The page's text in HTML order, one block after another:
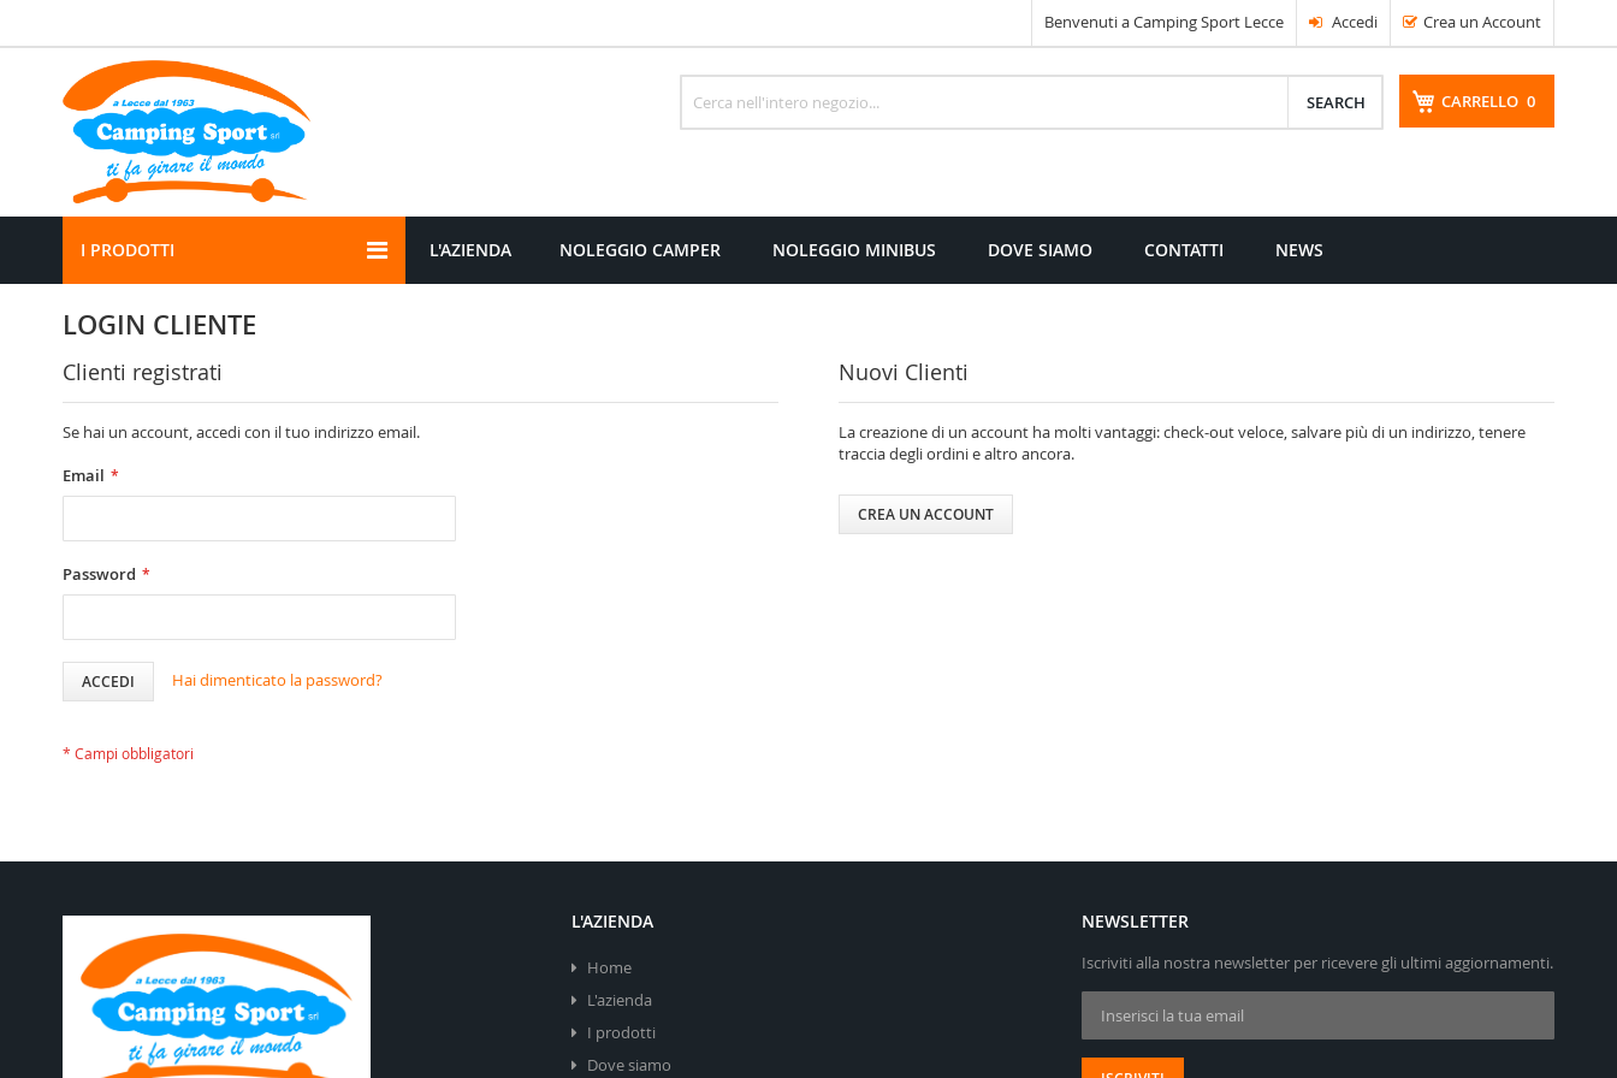
contenuto
Benvenuti a Camping Sport Lecce Accedi Crea un Account
CARRELLO 0
Cerca
L'AZIENDA NOLEGGIO CAMPER NOLEGGIO MINIBUS DOVE SIAMO CONTATTI NEWS
I PRODOTTI
LOGIN CLIENTE
Clienti registrati
Se hai un account, accedi con il tuo indirizzo email.
Email
Password
ACCEDI Hai dimenticato la password?
Nuovi Clienti
La creazione di un account ha molti vantaggi: check-out veloce, salvare più di un indirizzo, tenere
traccia degli ordini e altro ancora.
CREA UN ACCOUNT
L'AZIENDA
Home
L'azienda
I prodotti
Dove siamo
NEWSLETTER
Iscriviti alla nostra newsletter per ricevere gli ultimi aggiornamenti.
Iscriviti alla nostra Newsletter: